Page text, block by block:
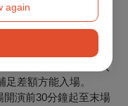
again
演之場次。
身心障礙人士與乙名
基金會員工優惠票，入
差額方能入場。
演前30分鐘起至末場